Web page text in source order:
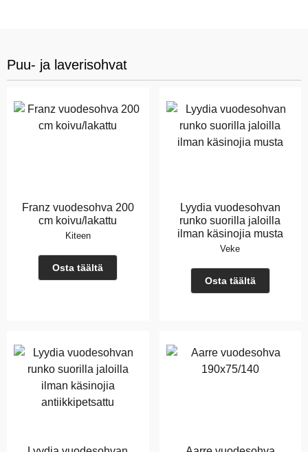
Puu- ja laverisohvat
Franz vuodesohva 200
cm koivu/lakattu
Kiteen
Osta täältä
Lyydia vuodesohvan
runko suorilla jaloilla
ilman käsinojia musta
Veke
Osta täältä